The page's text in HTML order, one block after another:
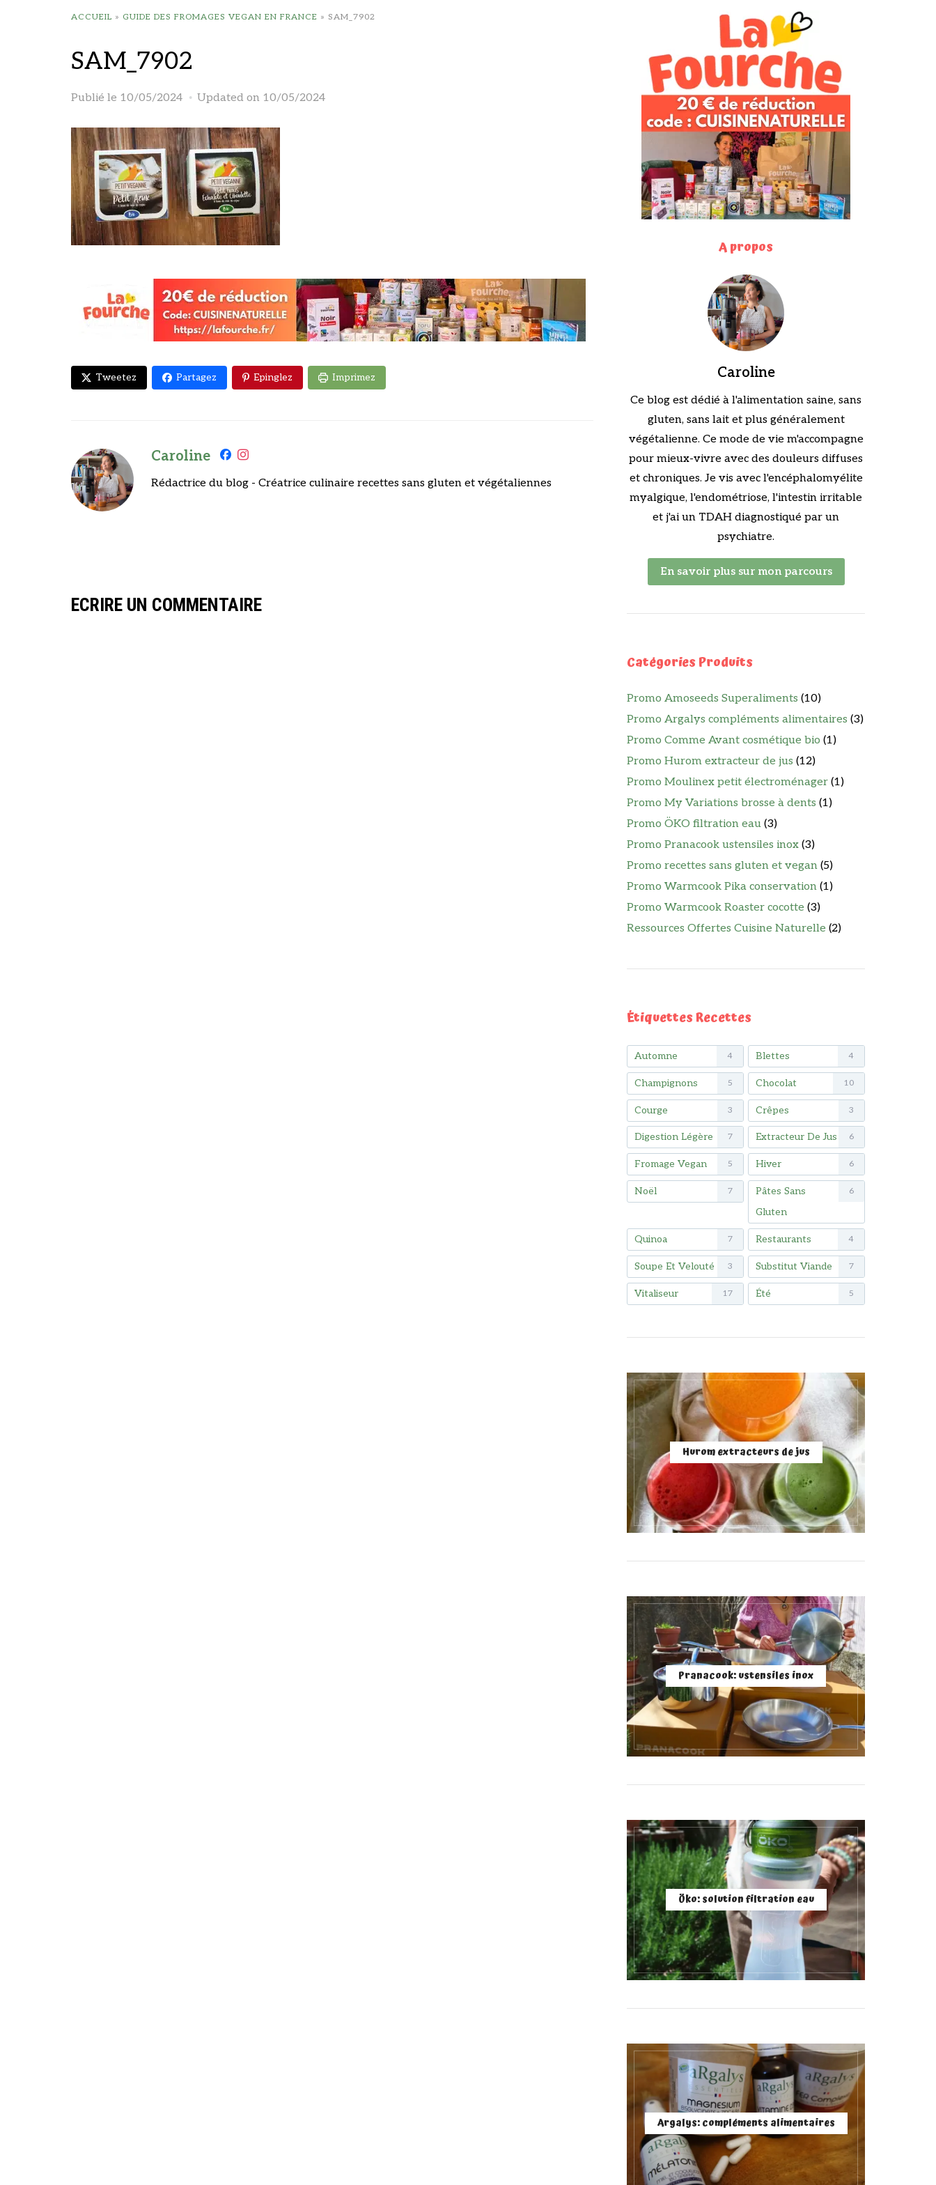
ACCUEIL » GUIDE DES FROMAGES VEGAN EN FRANCE » SAM_7902
SAM_7902
Publié le 10/05/2024 Updated on 10/05/2024
Tweetez Partagez Epinglez Imprimez
Caroline
Rédactrice du blog - Créatrice culinaire recettes sans gluten et végétaliennes
ECRIRE UN COMMENTAIRE
A propos
Caroline
Ce blog est dédié à l'alimentation saine, sans
gluten, sans lait et plus généralement
végétalienne. Ce mode de vie m'accompagne
pour mieux-vivre avec des douleurs diffuses
et chroniques. Je vis avec l'encéphalomyélite
myalgique, l'endométriose, l'intestin irritable
et j'ai un TDAH diagnostiqué par un
psychiatre.
En savoir plus sur mon parcours
Catégories Produits
Promo Amoseeds Superaliments (10)
Promo Argalys compléments alimentaires (3)
Promo Comme Avant cosmétique bio (1)
Promo Hurom extracteur de jus (12)
Promo Moulinex petit électroménager (1)
Promo My Variations brosse à dents (1)
Promo ÖKO filtration eau (3)
Promo Pranacook ustensiles inox (3)
Promo recettes sans gluten et vegan (5)
Promo Warmcook Pika conservation (1)
Promo Warmcook Roaster cocotte (3)
Ressources Offertes Cuisine Naturelle (2)
Étiquettes Recettes
Automne 4 Blettes 4
Champignons 5 Chocolat 10
Courge 3 Crêpes 3
Digestion Légère 7 Extracteur De Jus 6
Fromage Vegan 5 Hiver 6
Noël 7
Pâtes Sans
Gluten
6
Quinoa 7 Restaurants 4
Soupe Et Velouté 3 Substitut Viande 7
Vitaliseur 17 Été 5
Hurom extracteurs de jus
Pranacook: ustensiles inox
Öko: solution filtration eau
Argalys: compléments alimentaires